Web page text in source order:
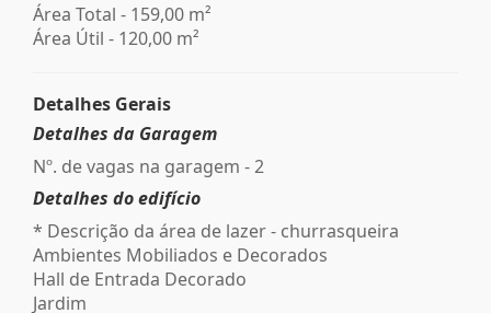
Área Total - 159,00 m²
Área Útil - 120,00 m²
Detalhes Gerais
Detalhes da Garagem
Nº. de vagas na garagem - 2
Detalhes do edifício
* Descrição da área de lazer - churrasqueira
Ambientes Mobiliados e Decorados
Hall de Entrada Decorado
Jardim